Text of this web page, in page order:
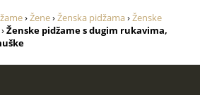
›Žene›Ženska pidžama›Ženske
›Ženske pidžame s dugim rukavima,